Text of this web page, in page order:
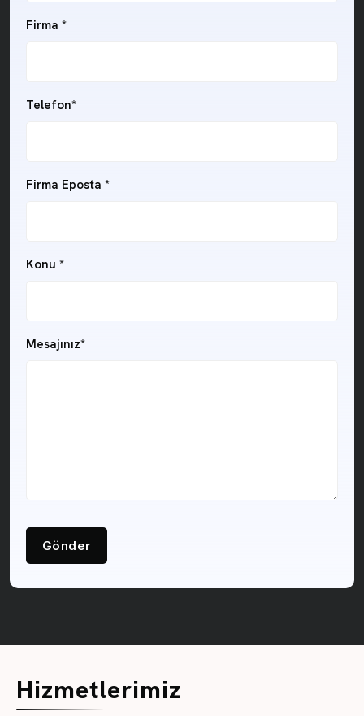
Firma *
Telefon*
Firma Eposta *
Konu *
Mesajınız*
Gönder
Hizmetlerimiz